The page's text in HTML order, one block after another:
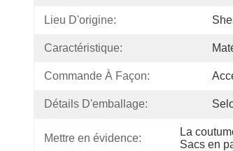
Lieu D'origine:
Caractéristique:
Commande À Façon:
Détails D'emballage:
Mettre en évidence:
La
Sacs en